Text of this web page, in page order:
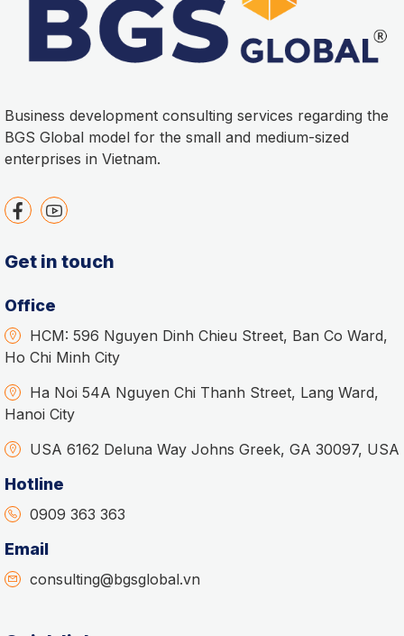
Business development consulting services regarding the
BGS Global model for the small and medium-sized
enterprises in Vietnam.
Get in touch
Office
HCM: 596 Nguyen Dinh Chieu Street, Ban Co Ward,
Ho Chi Minh City
Ha Noi 54A Nguyen Chi Thanh Street, Lang Ward,
Hanoi City
USA 6162 Deluna Way Johns Greek, GA 30097, USA
Hotline
0909 363 363
Email
consulting@bgsglobal.vn